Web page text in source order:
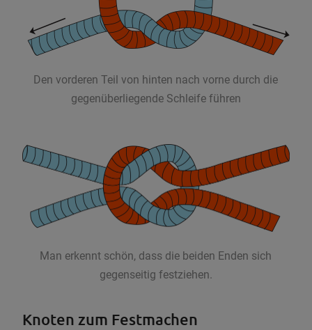
Den vorderen Teil von hinten nach vorne durch die
gegenüberliegende Schleife führen
Man erkennt schön, dass die beiden Enden sich
gegenseitig festziehen.
Knoten zum Festmachen